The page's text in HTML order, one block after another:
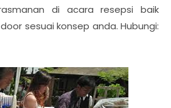
di acara resepsi baik
sesuai konsep anda. Hubungi: